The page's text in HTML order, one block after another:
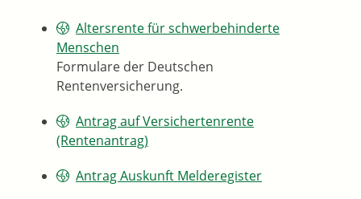
Altersrente für schwerbehinderte
Menschen
Formulare der Deutschen
Rentenversicherung.
Antrag auf Versichertenrente
(Rentenantrag)
Antrag Auskunft Melderegister